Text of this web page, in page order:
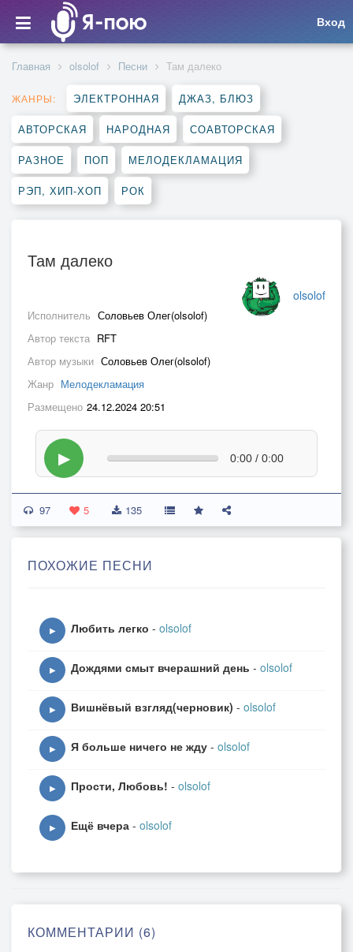
Вход
Главная olsolof Песни Там далеко
ЖАНРЫ: ЭЛЕКТРОННАЯ ДЖАЗ, БЛЮЗ
АВТОРСКАЯ НАРОДНАЯ СОАВТОРСКАЯ
РАЗНОЕ ПОП МЕЛОДЕКЛАМАЦИЯ
РЭП, ХИП-ХОП РОК
Там далеко
olsolof
Исполнитель Соловьев Олег(olsolof)
Автор текста RFT
Автор музыки Соловьев Олег(olsolof)
Жанр Мелодекламация
Размещено 24.12.2024 20:51
▶ 0:00 / 0:00
97 5 135
ПОХОЖИЕ ПЕСНИ
▶ Любить легко - olsolof
▶ Дождями смыт вчерашний день - olsolof
▶ Вишнёвый взгляд(черновик) - olsolof
▶ Я больше ничего не жду - olsolof
▶ Прости, Любовь! - olsolof
▶ Ещё вчера - olsolof
КОММЕНТАРИИ (6)